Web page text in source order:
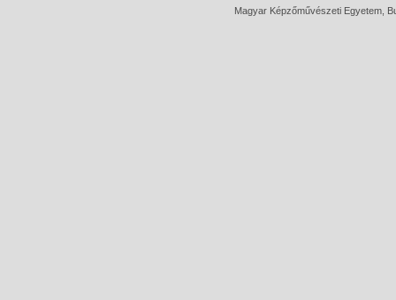
Magyar Képzőművészeti Egyetem,